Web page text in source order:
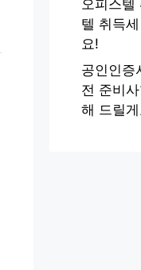
오피스텔
텔 취득
요!
공인인증
전 준비
해 드릴